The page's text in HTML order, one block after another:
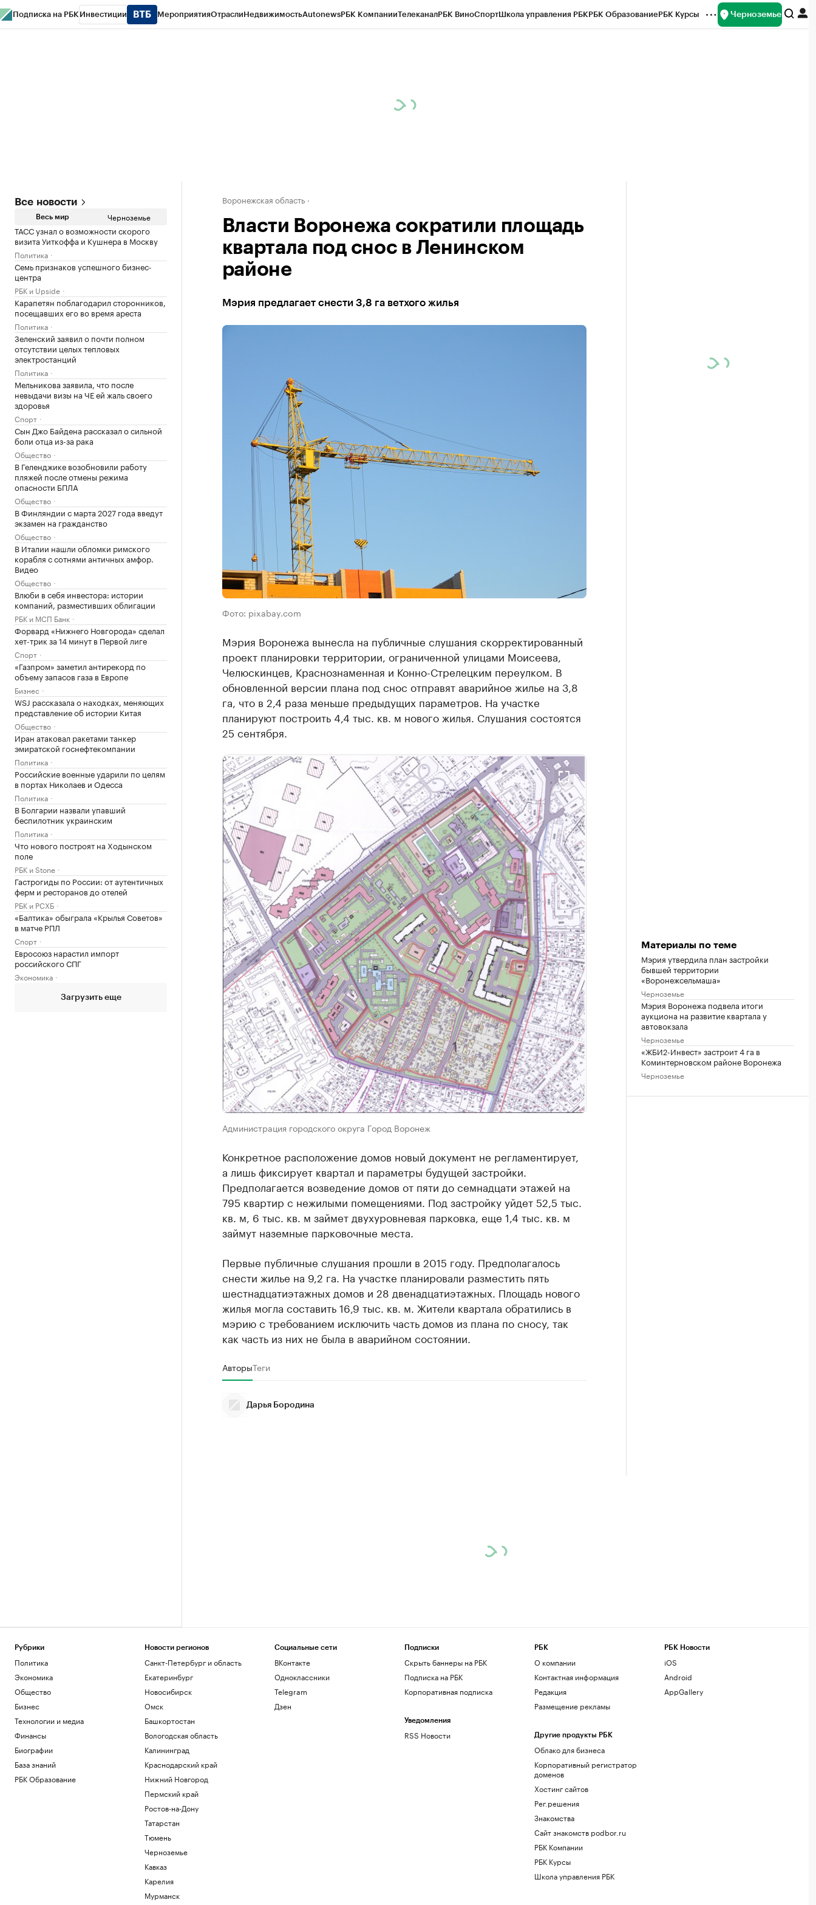
Подписка на РБК Инвестиции МероприятияОтраслиНедвижимостьAutonewsРБК КомпанииТелеканалРБК ВиноСпортШкола управления РБКРБК ОбразованиеРБК Курсы Черноземье
Все новости
Весь мир Черноземье
ТАСС узнал о возможности скорого
визита Уиткоффа и Кушнера в Москву
Политика
Семь признаков успешного бизнес-
центра
РБК и Upside
Карапетян поблагодарил сторонников,
посещавших его во время ареста
Политика
Зеленский заявил о почти полном
отсутствии целых тепловых
электростанций
Политика
Мельникова заявила, что после
невыдачи визы на ЧЕ ей жаль своего
здоровья
Спорт
Сын Джо Байдена рассказал о сильной
боли отца из-за рака
Общество
В Геленджике возобновили работу
пляжей после отмены режима
опасности БПЛА
Общество
В Финляндии с марта 2027 года введут
экзамен на гражданство
Общество
В Италии нашли обломки римского
корабля с сотнями античных амфор.
Видео
Общество
Влюби в себя инвестора: истории
компаний, разместивших облигации
РБК и МСП Банк
Форвард «Нижнего Новгорода» сделал
хет-трик за 14 минут в Первой лиге
Спорт
«Газпром» заметил антирекорд по
объему запасов газа в Европе
Бизнес
WSJ рассказала о находках, меняющих
представление об истории Китая
Общество
Иран атаковал ракетами танкер
эмиратской госнефтекомпании
Политика
Российские военные ударили по целям
в портах Николаев и Одесса
Политика
В Болгарии назвали упавший
беспилотник украинским
Политика
Что нового построят на Ходынском
поле
РБК и Stone
Гастрогиды по России: от аутентичных
ферм и ресторанов до отелей
РБК и РСХБ
«Балтика» обыграла «Крылья Советов»
в матче РПЛ
Спорт
Евросоюз нарастил импорт
российского СПГ
Экономика
Загрузить еще
Воронежская область
Власти Воронежа сократили площадь
квартала под снос в Ленинском
районе
Мэрия предлагает снести 3,8 га ветхого жилья
Фото: pixabay.com
Мэрия Воронежа вынесла на публичные слушания скорректированный
проект планировки территории, ограниченной улицами Моисеева,
Челюскинцев, Краснознаменная и Конно-Стрелецким переулком. В
обновленной версии плана под снос отправят аварийное жилье на 3,8
га, что в 2,4 раза меньше предыдущих параметров. На участке
планируют построить 4,4 тыс. кв. м нового жилья. Слушания состоятся
25 сентября.
Администрация городского округа Город Воронеж
Конкретное расположение домов новый документ не регламентирует,
а лишь фиксирует квартал и параметры будущей застройки.
Предполагается возведение домов от пяти до семнадцати этажей на
795 квартир с нежилыми помещениями. Под застройку уйдет 52,5 тыс.
кв. м, 6 тыс. кв. м займет двухуровневая парковка, еще 1,4 тыс. кв. м
займут наземные парковочные места.
Первые публичные слушания прошли в 2015 году. Предполагалось
снести жилье на 9,2 га. На участке планировали разместить пять
шестнадцатиэтажных домов и 28 двенадцатиэтажных. Площадь нового
жилья могла составить 16,9 тыс. кв. м. Жители квартала обратились в
мэрию с требованием исключить часть домов из плана по сносу, так
как часть из них не была в аварийном состоянии.
АвторыТеги
Дарья Бородина
Материалы по теме
Мэрия утвердила план застройки
бывшей территории
«Воронежсельмаша»
Черноземье
Мэрия Воронежа подвела итоги
аукциона на развитие квартала у
автовокзала
Черноземье
«ЖБИ2-Инвест» застроит 4 га в
Коминтерновском районе Воронежа
Черноземье
Рубрики
Политика
Экономика
Общество
Бизнес
Технологии и медиа
Финансы
Биографии
База знаний
РБК Образование
Новости регионов
Санкт-Петербург и область
Екатеринбург
Новосибирск
Омск
Башкортостан
Вологодская область
Калининград
Краснодарский край
Нижний Новгород
Пермский край
Ростов-на-Дону
Татарстан
Тюмень
Черноземье
Кавказ
Карелия
Мурманск
Социальные сети
ВКонтакте
Одноклассники
Telegram
Дзен
Подписки
Скрыть баннеры на РБК
Подписка на РБК
Корпоративная подписка
Уведомления
RSS Новости
РБК
О компании
Контактная информация
Редакция
Размещение рекламы
Другие продукты РБК
Облако для бизнеса
Корпоративный регистратор
доменов
Хостинг сайтов
Рег.решения
Знакомства
Сайт знакомств podbor.ru
РБК Компании
РБК Курсы
Школа управления РБК
РБК Новости
iOS
Android
AppGallery